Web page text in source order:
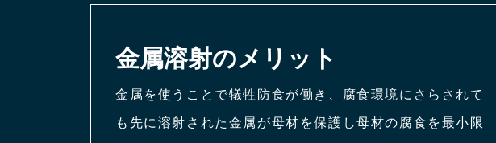
金属溶射のメリット
金属を使うことで犠牲防食が働き、腐食環境にさらされて
も先に溶射された金属が母材を保護し母材の腐食を最小限